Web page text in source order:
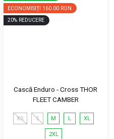
ECONOMISIȚI 160.00 RON
20% REDUCERE
Cască Enduro - Cross THOR
FLEET CAMBER
XS S M L XL
2XL